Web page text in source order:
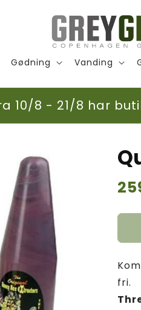
Gødning Vanding
10/8 - 21/8 har
fri.